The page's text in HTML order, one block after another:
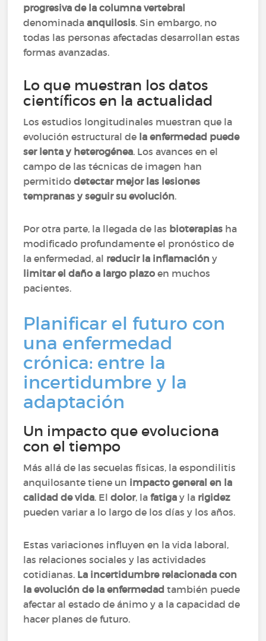
progresiva de la columna vertebral
denominadaanquilosis. Sin embargo, no
todas las personas afectadas desarrollan estas
formas avanzadas.
Lo que muestran los datos
científicos en la actualidad
Los estudios longitudinales muestran que la
evolución estructural de la enfermedad puede
ser lenta y heterogénea. Los avances en el
campo de las técnicas de imagen han
permitidodetectar mejor las lesiones
tempranas y seguir su evolución.
Por otra parte, la llegada de las bioterapias ha
modificado profundamente el pronóstico de
la enfermedad, al reducir la inflamación y
limitar el daño a largo plazo en muchos
pacientes.
Planificar el futuro con
una enfermedad
crónica: entre la
incertidumbre y la
adaptación
Un impacto que evoluciona
con el tiempo
Más allá de las secuelas físicas, la espondilitis
anquilosante tiene un impacto general en la
calidad de vida. Eldolor, la fatiga y la rigidez
pueden variar a lo largo de los días y los años.
Estas variaciones influyen en la vida laboral,
las relaciones sociales y las actividades
cotidianas. La incertidumbre relacionada con
la evolución de la enfermedad también puede
afectar al estado de ánimo y a la capacidad de
hacer planes de futuro.